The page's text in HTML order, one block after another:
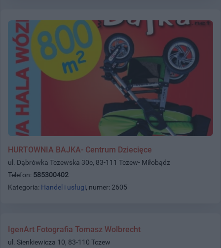
HURTOWNIA BAJKA- Centrum Dziecięce
ul. Dąbrówka Tczewska 30c, 83-111 Tczew- Miłobądz
Telefon: 585300402
Kategoria: Handel i usługi, numer: 2605
IgenArt Fotografia Tomasz Wolbrecht
ul. Sienkiewicza 10, 83-110 Tczew